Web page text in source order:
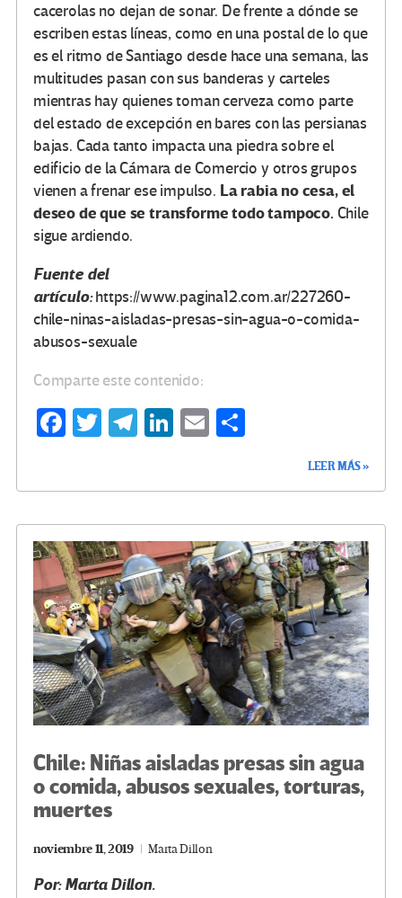
cacerolas no dejan de sonar. De frente a dónde se
escriben estas líneas, como en una postal de lo que
es el ritmo de Santiago desde hace una semana, las
multitudes pasan con sus banderas y carteles
mientras hay quienes toman cerveza como parte
del estado de excepción en bares con las persianas
bajas. Cada tanto impacta una piedra sobre el
edificio de la Cámara de Comercio y otros grupos
vienen a frenar ese impulso. La rabia no cesa, el
deseo de que se transforme todo tampoco. Chile
sigue ardiendo.
Fuente del
artículo:https://www.pagina12.com.ar/227260-
chile-ninas-aisladas-presas-sin-agua-o-comida-
abusos-sexuale
Comparte este contenido:
Fa
o
k
T
Te
m
Li
n
E
ar
tir
LEER MÁS »
Chile: Niñas aisladas presas sin agua
o comida, abusos sexuales, torturas,
muertes
noviembre 11, 2019 Marta Dillon
Por: Marta Dillon.